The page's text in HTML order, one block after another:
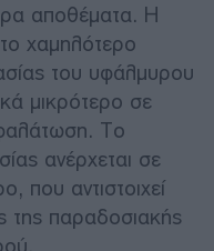
αποθέματα. Η
χαμηλότερο
του υφάλμυρου
μικρότερο σε
Το
ανέρχεται σε
που αντιστοιχεί
της παραδοσιακής